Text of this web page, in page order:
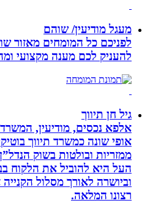
מעגל מודיעין/ שוהם
לפניכם כל המומחים מאזור שוהם
להעניק לכם מענה מקצועי ומהימן
גיל חן תיווך
אלפא נכסים, מודיעין, המשרד
אופי שונה כמשרד תיווך בוטיקי
ממזריות ובולטות בשוק הנדל”ן
העל היא להוביל את הלקוח
וביושרה לאורך מסלול הקנייה או
רצונו המלאה.